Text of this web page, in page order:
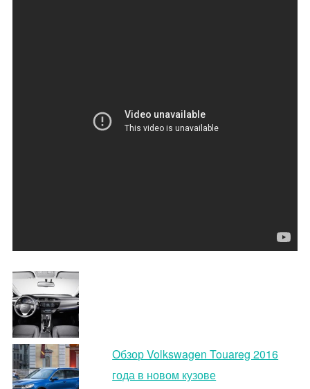
Обзор Volkswagen Touareg 2016
года в новом кузове